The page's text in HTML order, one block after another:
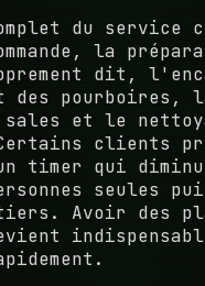
du service
la
dit,
pourboires,
sales et le
clients
timer qui
seules
Avoir des